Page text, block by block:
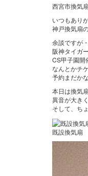
西宮市換気
いつもあり
神戸換気扇
余談ですが
阪神タイガ
CS甲子園開
なんとかチ
予約まだか
本日は換気
異音が大き
そして、ち
既設換気扇